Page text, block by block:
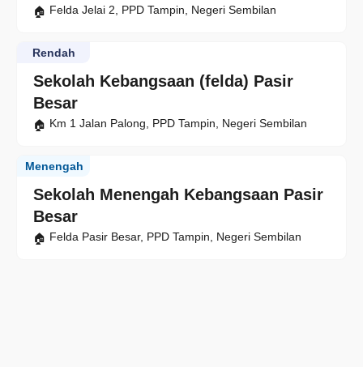
Felda Jelai 2, PPD Tampin, Negeri Sembilan
Sekolah Kebangsaan (felda) Pasir
Besar
Rendah
Km 1 Jalan Palong, PPD Tampin, Negeri Sembilan
Sekolah Menengah Kebangsaan Pasir
Besar
Menengah
Felda Pasir Besar, PPD Tampin, Negeri Sembilan